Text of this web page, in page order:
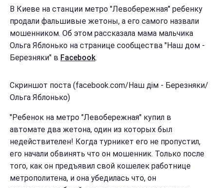
В Киеве на станции метро "Левобережная" ребенку
продали фальшивые жетоны, а его самого назвали
мошенником. Об этом рассказала мама мальчика
Ольга Яблонько на странице сообщества "Наш дом -
Березняки" в Facebook.
Скриншот поста (facebook.com/Наш дім - Березняки/
Ольга Яблонько)
"Ребенок на метро "Левобережная" купил в
автомате два жетона, один из которых был
недействителен! Когда турникет его не пропустил,
его начали обвинять что он мошенник. Только после
того, как он предъявил свой кошелек работнице
метрополитена, и она убедилась что, он